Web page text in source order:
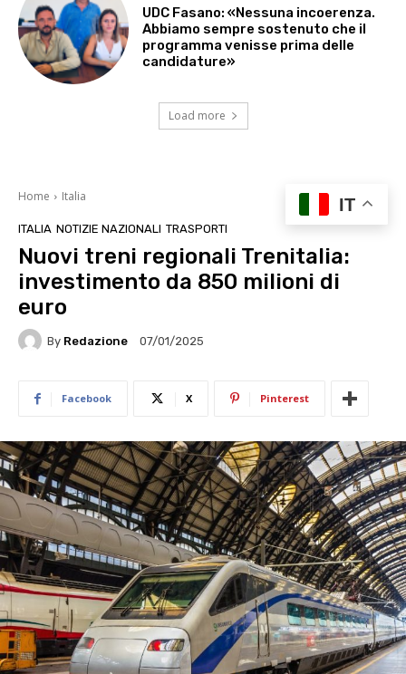
UDC Fasano: «Nessuna incoerenza.
Abbiamo sempre sostenuto che il
programma venisse prima delle
candidature»
Load more